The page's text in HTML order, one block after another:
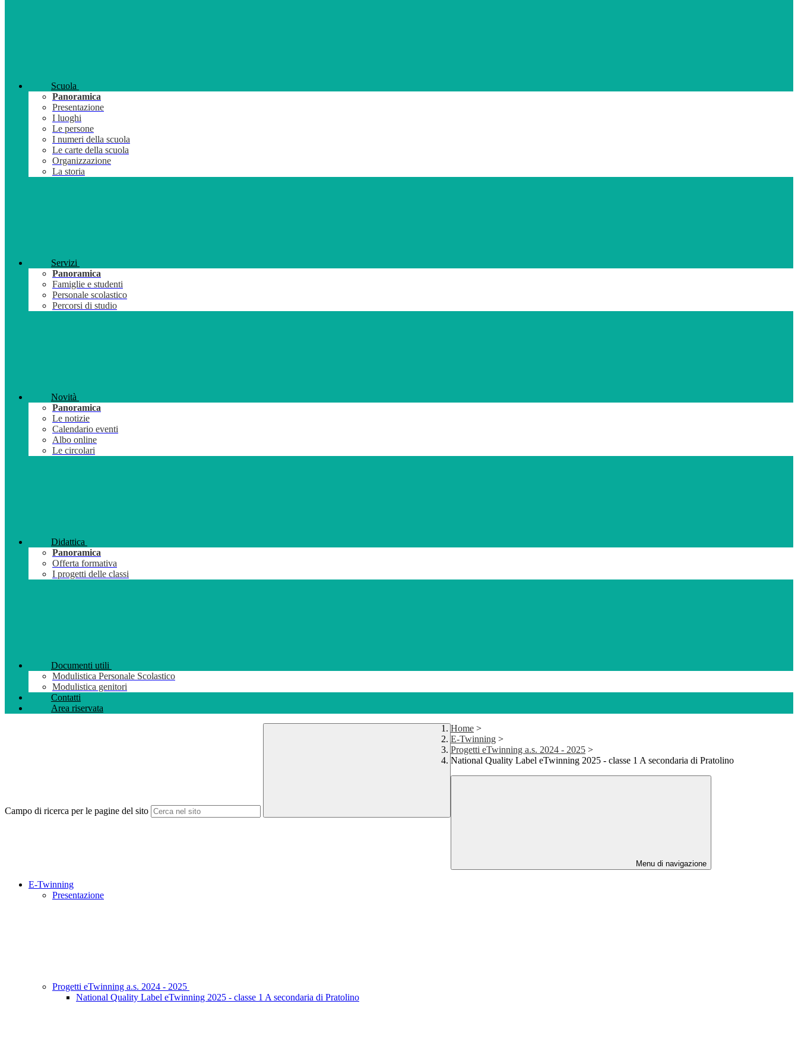
Scuola
Panoramica
Presentazione
I luoghi
Le persone
I numeri della scuola
Le carte della scuola
Organizzazione
La storia
Servizi
Panoramica
Famiglie e studenti
Personale scolastico
Percorsi di studio
Novità
Panoramica
Le notizie
Calendario eventi
Albo online
Le circolari
Didattica
Panoramica
Offerta formativa
I progetti delle classi
Documenti utili
Modulistica Personale Scolastico
Modulistica genitori
Contatti
Area riservata
Campo di ricerca per le pagine del sito
Home >
E-Twinning >
Progetti eTwinning a.s. 2024 - 2025 >
National Quality Label eTwinning 2025 - classe 1 A secondaria di Pratolino
Menu di navigazione
E-Twinning
Presentazione
Progetti eTwinning a.s. 2024 - 2025
National Quality Label eTwinning 2025 - classe 1 A secondaria di Pratolino